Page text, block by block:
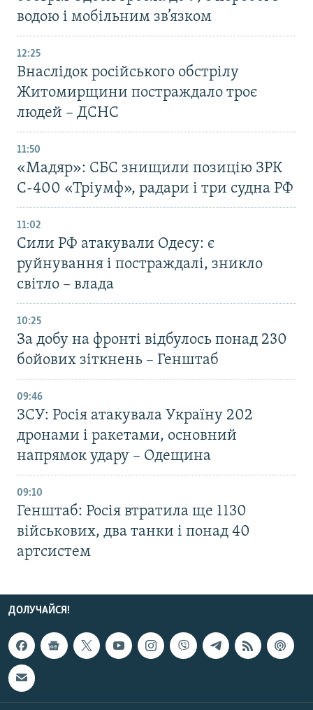
водою і мобільним зв’язком
12:25
Внаслідок російського обстрілу
Житомирщини постраждало троє
людей – ДСНС
11:50
«Мадяр»: СБС знищили позицію ЗРК
С-400 «Тріумф», радари і три судна РФ
11:02
Сили РФ атакували Одесу: є
руйнування і постраждалі, зникло
світло – влада
10:25
За добу на фронті відбулось понад 230
бойових зіткнень – Генштаб
09:46
ЗСУ: Росія атакувала Україну 202
дронами і ракетами, основний
напрямок удару – Одещина
09:10
Генштаб: Росія втратила ще 1130
військових, два танки і понад 40
артсистем
ДОЛУЧАЙСЯ!